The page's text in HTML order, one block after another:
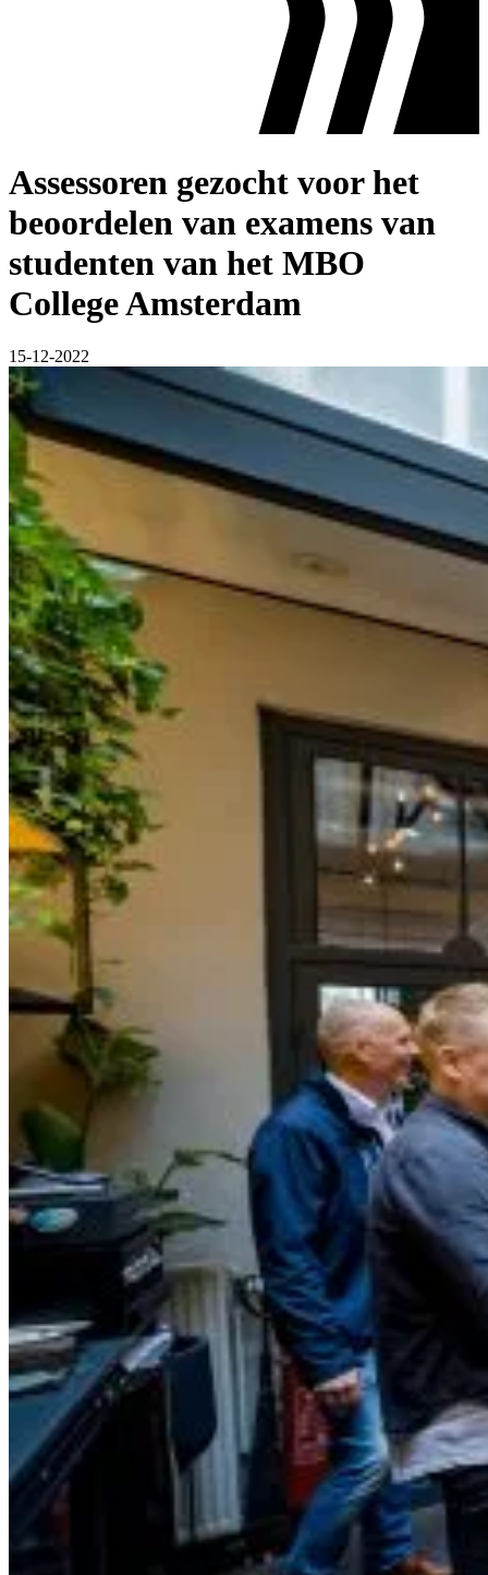
Assessoren gezocht voor het
beoordelen van examens van
studenten van het MBO
College Amsterdam
15-12-2022